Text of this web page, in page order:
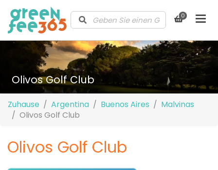
0
Olivos Golf Club
Zuhause Argentina Buenos Aires
Malvinas
Olivos Golf Club
Olivos Golf Club